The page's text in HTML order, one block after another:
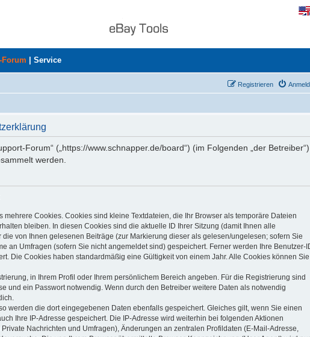
Service
Registrieren
Forum“ („https://www.schnapper.de/board“) (im Folgenden „der Betreiber“)
werden.
Cookies. Cookies sind kleine Textdateien, die Ihr Browser als temporäre Dateien
bleiben. In diesen Cookies sind die aktuelle ID Ihrer Sitzung (damit Ihnen alle
von Ihnen gelesenen Beiträge (zur Markierung dieser als gelesen/ungelesen; sofern Sie
an Umfragen (sofern Sie nicht angemeldet sind) gespeichert. Ferner werden Ihre Benutzer-
Die Cookies haben standardmäßig eine Gültigkeit von einem Jahr. Alle Cookies können Sie
in Ihrem Profil oder Ihrem persönlichem Bereich angeben. Für die Registrierung sind
und ein Passwort notwendig. Wenn durch den Betreiber weitere Daten als notwendig
werden die dort eingegebenen Daten ebenfalls gespeichert. Gleiches gilt, wenn Sie einen
Ihre IP-Adresse gespeichert. Die IP-Adresse wird weiterhin bei folgenden Aktionen
Nachrichten und Umfragen), Änderungen an zentralen Profildaten (E-Mail-Adresse,